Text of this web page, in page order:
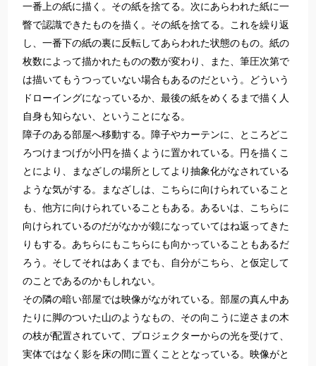
一番上の紙に描く。その紙を捨てる。次にあらわれた紙に一
瞥で認識できたものを描く。その紙を捨てる。これを繰り返
し、一番下の紙の裏に反転してあらわれた状態のもの。紙の
枚数によって描かれたものの数が変わり、また、筆圧次第で
は描いてもうつっていない場合もあるのだという。どういう
ドローイングになっているか、最後の紙をめくるまで描く人
自身も知らない、ということになる。
障子のある部屋へ移動する。障子やカーテンに、ところどこ
ろつけまつげが小円を描くように置かれている。円を描くこ
とにより、まなざしの場所としてより抽象化がなされている
ような気がする。まなざしは、こちらに向けられていること
も、他方に向けられていることもある。あるいは、こちらに
向けられているのだがなかが鏡になっていてはね返ってきた
りもする。あちらにもこちらにも向かっていることもあるだ
ろう。そしてそれはあくまでも、自分がこちら、と仮定して
のことであるのかもしれない。
その隣の暗い部屋では映像がながれている。部屋の真ん中あ
たりに脚のついた山のようなもの、その向こうに逆さまの木
の枝が配置されていて、プロジェクターからの光を受けて、
実体ではなく影を床の間に置くこととなっている。映像がと